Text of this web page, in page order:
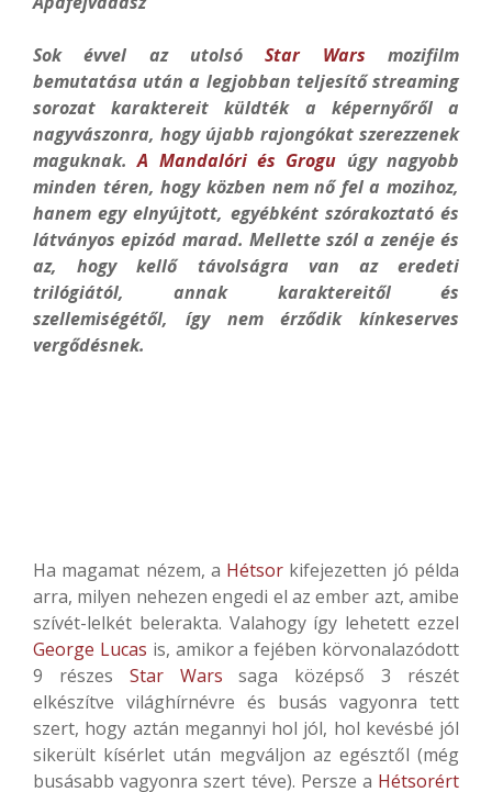
Sok évvel az utolsóStar Wars mozifilm
bemutatása után a legjobban teljesítő streaming
sorozat karaktereit küldték a képernyőről a
nagyvászonra, hogy újabb rajongókat szerezzenek
maguknak.A Mandalóri és Grogu úgy nagyobb
minden téren, hogy közben nem nő fel a mozihoz,
hanem egy elnyújtott, egyébként szórakoztató és
látványos epizód marad. Mellette szól a zenéje és
az, hogy kellő távolságra van az eredeti
trilógiától, annak karaktereitől és
szellemiségétől, így nem érződik kínkeserves
vergődésnek.
Ha magamat nézem, a Hétsor kifejezetten jó példa
arra, milyen nehezen engedi el az ember azt, amibe
szívét-lelkét belerakta. Valahogy így lehetett ezzel
George Lucas is, amikor a fejében körvonalazódott
9 részes Star Wars saga középső 3 részét
elkészítve világhírnévre és busás vagyonra tett
szert, hogy aztán megannyi hol jól, hol kevésbé jól
sikerült kísérlet után megváljon az egésztől (még
busásabb vagyonra szert téve). Persze a Hétsorért